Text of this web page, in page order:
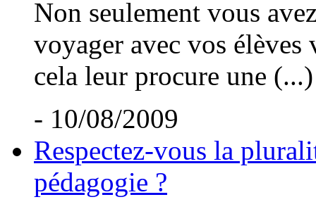
Non seulement vous
voyager avec vos élèves
cela leur procure une (...)
- 10/08/2009
Respectez-vous la
pédagogie ?